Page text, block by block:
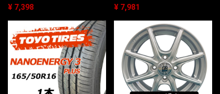
¥ 7,398
¥ 7,981